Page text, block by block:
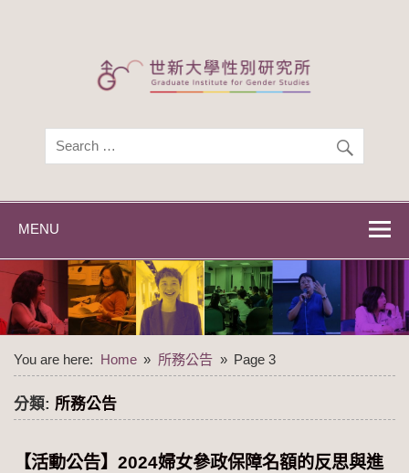
世新大學性別研
世新大學性別研究所
MENU
You are here: Home 所務公告 Page 3
分類:所務公告
【活動公告】2024婦女參政保障名額的反思與進